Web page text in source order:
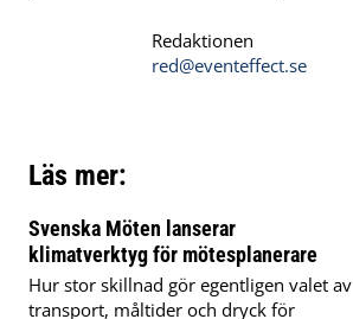
Redaktionen
red@eventeffect.se
Läs mer:
Svenska Möten lanserar
klimatverktyg för mötesplanerare
Hur stor skillnad gör egentligen valet av
transport, måltider och dryck för